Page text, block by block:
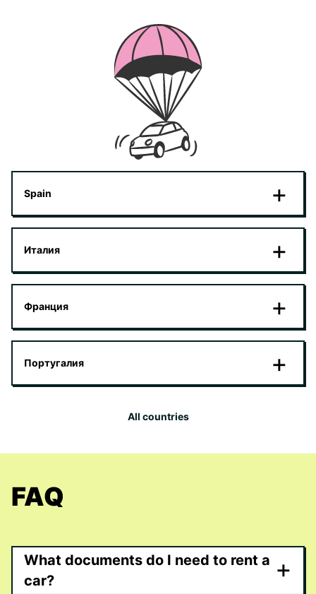
Spain
Италия
Франция
Португалия
All countries
FAQ
What documents do I need to rent a
car?
+